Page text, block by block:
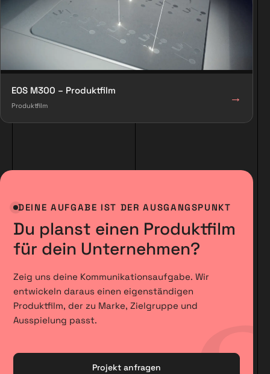
EOS M300 – Produktfilm
Produktfilm →
DEINE AUFGABE IST DER AUSGANGSPUNKT
Du planst einen Produktfilm
für dein Unternehmen?
Zeig uns deine Kommunikationsaufgabe. Wir
entwickeln daraus einen eigenständigen
Produktfilm, der zu Marke, Zielgruppe und
Ausspielung passt.
Projekt anfragen